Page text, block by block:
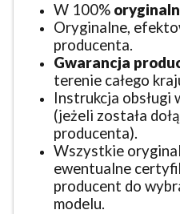
W 100%
Oryginalne,
producenta.
Gwarancja
terenie całego
Instrukcja obsługi
(jeżeli została
producenta).
Wszystkie
ewentualne
producent do
modelu.